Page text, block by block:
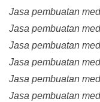
Jasa pembuatan
Jasa pembuatan
Jasa pembuatan
Jasa pembuatan
Jasa pembuatan
Jasa pembuatan